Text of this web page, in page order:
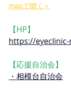
mapで開く＞
【HP】
https://
【応援自治会】
・相模台自治会